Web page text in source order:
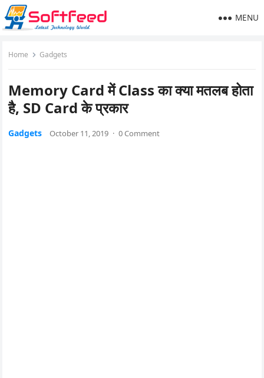
MENU
Home Gadgets
Memory Card में Class का क्या मतलब होता
है, SD Card के प्रकार
Gadgets October 11, 2019 · 0 Comment